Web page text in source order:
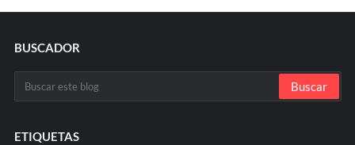
BUSCADOR
ETIQUETAS